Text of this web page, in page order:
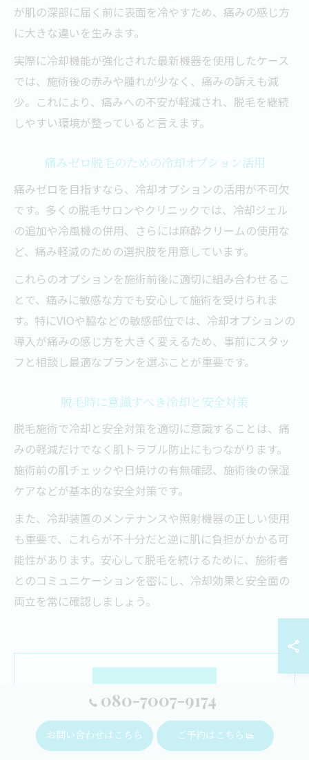
が肌の深部に届く前に表面を冷やすため、痛みの感じ方
に大きな違いを生みます。
実際に冷却機能が強化された最新機器を使用したケース
では、施術後の赤みや腫れが少なく、痛みの訴えも減
少。これにより、痛みへの不安が軽減され、脱毛を継続
しやすい環境が整っていると言えます。
痛みゼロ脱毛のための冷却オプション活用
痛みゼロを目指すなら、冷却オプションの活用が不可欠
です。多くの脱毛サロンやクリニックでは、冷却ジェル
の追加や冷風機の併用、さらには麻酔クリームの使用な
ど、痛み軽減のための選択肢を用意しています。
これらのオプションを施術前後に適切に組み合わせるこ
とで、痛みに敏感な方でも安心して施術を受けられま
す。特にVIOや脇などの敏感部位では、冷却オプションの
導入が痛みの感じ方を大きく変えるため、事前にスタッ
フと相談し最適なプランを選ぶことが重要です。
脱毛時に意識すべき冷却と安全対策
脱毛施術で冷却と安全対策を適切に意識することは、痛
みの軽減だけでなく肌トラブル防止にもつながります。
施術前の肌チェックや日焼けの有無確認、施術後の保湿
ケアなどが基本的な安全対策です。
また、冷却装置のメンテナンスや照射機器の正しい使用
も重要で、これらが不十分だと逆に肌に負担がかかる可
能性があります。安心して脱毛を続けるために、施術者
とのコミュニケーションを密にし、冷却効果と安全面の
両立を常に確認しましょう。
080-7007-9174
お問い合わせはこちら ご予約はこちら